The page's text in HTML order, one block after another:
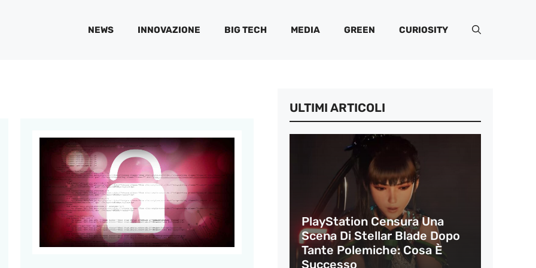
NEWS INNOVAZIONE BIG TECH MEDIA GREEN CURIOSITY
ULTIMI ARTICOLI
PlayStation Censura Una
Scena Di Stellar Blade Dopo
Tante Polemiche: Cosa È
Successo